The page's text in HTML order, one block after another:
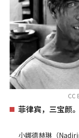
CC
菲律宾，三宝颜。
小娜德赫琳（